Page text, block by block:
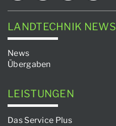
LANDTECHNIK NEWS
News
Übergaben
LEISTUNGEN
Das Service Plus